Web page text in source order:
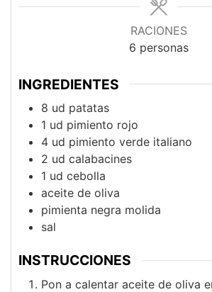
RACIONES
6 personas
INGREDIENTES
8 ud patatas
1 ud pimiento rojo
4 ud pimiento verde italiano
2 ud calabacines
1 ud cebolla
aceite de oliva
pimienta negra molida
sal
INSTRUCCIONES
Pon a calentar aceite de oliva